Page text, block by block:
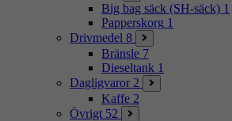
Big bag säck (SH-säck) 1
Papperskorg 1
Drivmedel 8
Bränsle 7
Dieseltank 1
Dagligvaror 2
Kaffe 2
Övrigt 52